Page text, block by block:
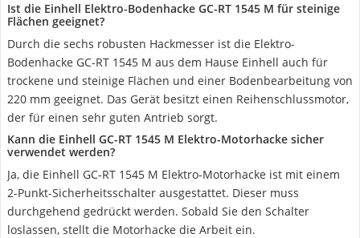
Ist die Einhell Elektro-Bodenhacke GC-RT 1545 M für steinige
Flächen geeignet?
Durch die sechs robusten Hackmesser ist die Elektro-
Bodenhacke GC-RT 1545 M aus dem Hause Einhell auch für
trockene und steinige Flächen und einer Bodenbearbeitung von
220 mm geeignet. Das Gerät besitzt einen Reihenschlussmotor,
der für einen sehr guten Antrieb sorgt.
Kann die Einhell GC-RT 1545 M Elektro-Motorhacke sicher
verwendet werden?
Ja, die Einhell GC-RT 1545 M Elektro-Motorhacke ist mit einem
2-Punkt-Sicherheitsschalter ausgestattet. Dieser muss
durchgehend gedrückt werden. Sobald Sie den Schalter
loslassen, stellt die Motorhacke die Arbeit ein.